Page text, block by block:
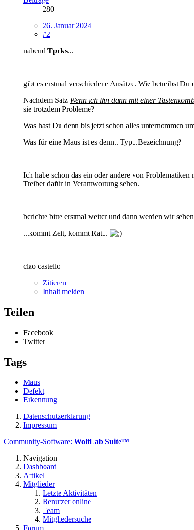
280
26. Januar 2024
#2
nabend Tprks...
gibt es erstmal verschiedene Ansätze. Wie betreibst
Nachdem Satz Wenn ich ihn dann mit einer
sie trotzdem Probleme?
Was hast Du denn bis jetzt schon alles unternommen
Was für eine Maus ist es denn...Typ...Bezeichnung?
Ich habe schon das ein oder andere von
Treiber dafür in Verantwortung sehen.
berichte bitte erstmal weiter und dann werden wir
...kommt Zeit, kommt Rat...
ciao castello
Zitieren
Inhalt melden
Teilen
Facebook
Twitter
Tags
Maus
Defekt
Erkennung
Datenschutzerklärung
Impressum
Community-Software: WoltLab Suite™
Navigation
Dashboard
Artikel
Mitglieder
Letzte Aktivitäten
Benutzer online
Team
Mitgliedersuche
Forum